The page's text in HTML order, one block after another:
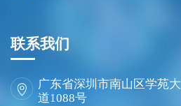
联系我们
广东省深圳市南山区学苑大
道1088号